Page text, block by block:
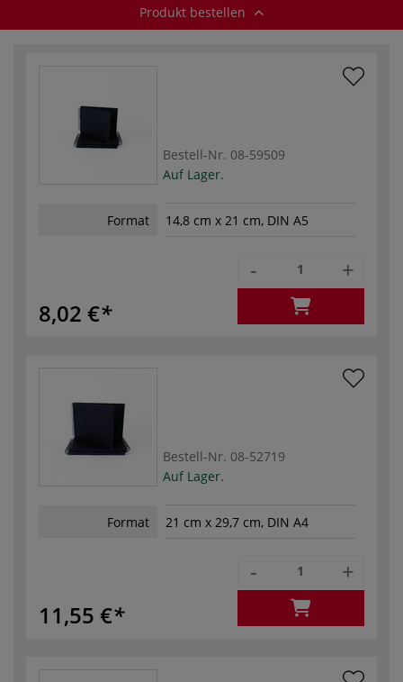
Produkt bestellen
Bestell-Nr. 08-59509
Auf Lager.
Format 14,8 cm x 21 cm, DIN A5
8,02 €
- +
Bestell-Nr. 08-52719
Auf Lager.
Format 21 cm x 29,7 cm, DIN A4
11,55 €
- +